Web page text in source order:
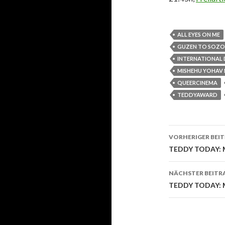
ALL EYES ON ME
GUZEN TO SOZO
INTERNATIONAL
MISHEHU YOHAV
QUEERCINEMA
TEDDYAWARD
Beitrags-
VORHERIGER
TEDDY TODAY:
NÄCHSTER
TEDDY